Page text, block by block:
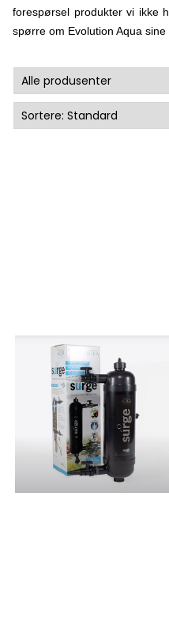
forespørsel produkter vi ikke
spørre om Evolution Aqua sine